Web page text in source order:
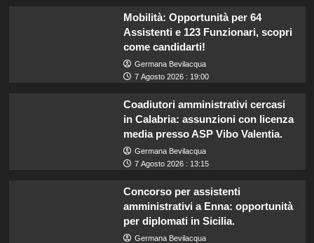
Mobilità: Opportunità per 64
Assistenti e 123 Funzionari, scopri
come candidarti!
Germana Bevilacqua
7 Agosto 2026 : 19:00
Coadiutori amministrativi cercasi
in Calabria: assunzioni con licenza
media presso ASP Vibo Valentia.
Germana Bevilacqua
7 Agosto 2026 : 13:15
Concorso per assistenti
amministrativi a Enna: opportunità
per diplomati in Sicilia.
Germana Bevilacqua